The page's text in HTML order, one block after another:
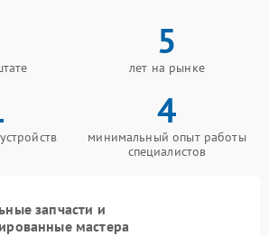
5
лет на рынке
4
минимальный опыт работы
специалистов
запчасти и
мастера